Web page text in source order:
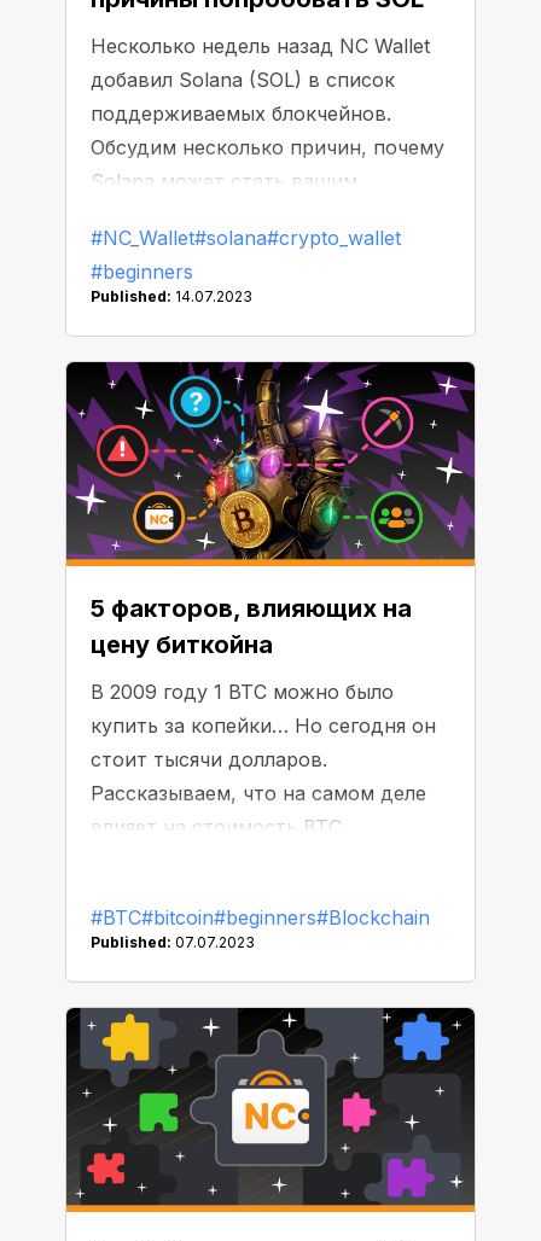
Несколько недель назад NC Wallet
добавил Solana (SOL) в список
поддерживаемых блокчейнов.
Обсудим несколько причин, почему
Solana может стать вашим
#NC_Wallet#solana#crypto_wallet
#beginners
Published: 14.07.2023
5 факторов, влияющих на
цену биткойна
В 2009 году 1 BTC можно было
купить за копейки… Но сегодня он
стоит тысячи долларов.
Рассказываем, что на самом деле
влияет на стоимость BTC.
#BTC#bitcoin#beginners#Blockchain
Published: 07.07.2023